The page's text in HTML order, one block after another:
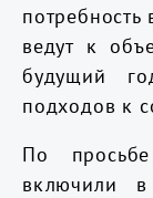
потребность
ведут к
будущий
подходов к
По
включили